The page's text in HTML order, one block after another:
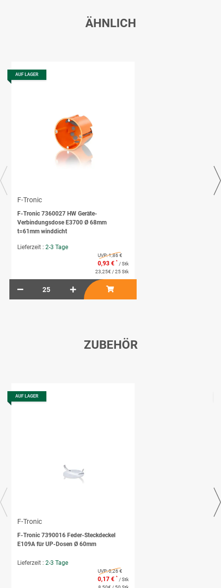
ÄHNLICH
AUF LAGER
F-Tronic
F-Tronic 7360027 HW Geräte-
Verbindungsdose E3700 Ø 68mm
t=61mm winddicht
Lieferzeit : 2-3 Tage
UVP:1,86 €
0,93 € * / Stk
23,25€ / 25 Stk
ZUBEHÖR
AUF LAGER
F-Tronic
F-Tronic 7390016 Feder-Steckdeckel
E109A für UP-Dosen Ø 60mm
Lieferzeit : 2-3 Tage
UVP:0,26 €
0,17 € * / Stk